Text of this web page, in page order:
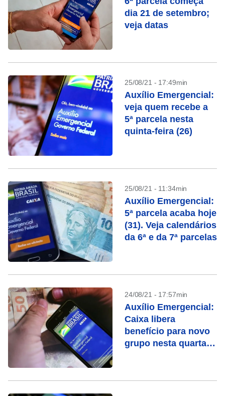
dia 21 de setembro;
veja datas
25/08/21 - 17:49min
Auxílio Emergencial:
veja quem recebe a
5ª parcela nesta
quinta-feira (26)
25/08/21 - 11:34min
Auxílio Emergencial:
5ª parcela acaba hoje
(31). Veja calendários
da 6ª e da 7ª parcelas
24/08/21 - 17:57min
Auxílio Emergencial:
Caixa libera
benefício para novo
grupo nesta quarta-